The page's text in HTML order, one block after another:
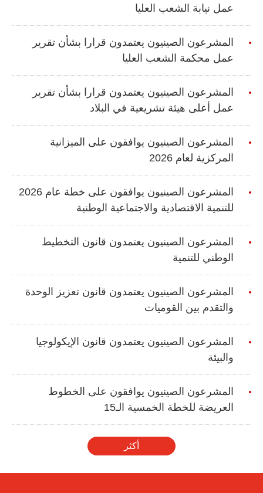
عمل نيابة الشعب العليا
المشرعون الصينيون يعتمدون قرارا بشأن تقرير
عمل محكمة الشعب العليا
المشرعون الصينيون يعتمدون قرارا بشأن تقرير
عمل أعلى هيئة تشريعية في البلاد
المشرعون الصينيون يوافقون على الميزانية
المركزية لعام 2026
المشرعون الصينيون يوافقون على خطة عام 2026
للتنمية الاقتصادية والاجتماعية الوطنية
المشرعون الصينيون يعتمدون قانون التخطيط
الوطني للتنمية
المشرعون الصينيون يعتمدون قانون تعزيز الوحدة
والتقدم بين القوميات
المشرعون الصينيون يعتمدون قانون الإيكولوجيا
والبيئة
المشرعون الصينيون يوافقون على الخطوط
العريضة للخطة الخمسية الـ15
أكثر